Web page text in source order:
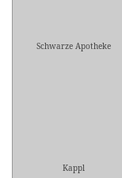
Schwarze Apotheke
Kappl